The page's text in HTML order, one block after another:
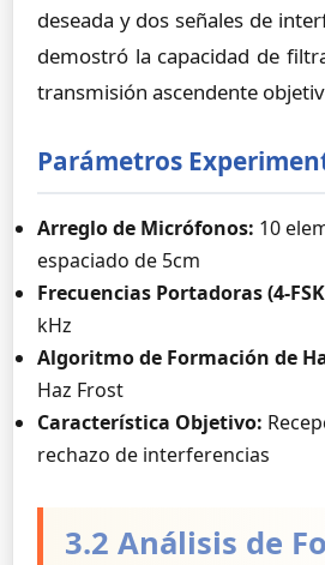
deseada y dos señales de
demostró la capacidad de
transmisión ascendente
Parámetros
Arreglo de Micrófonos: 10
espaciado de 5cm
Frecuencias Portadoras (4-
kHz
Algoritmo de Formación de
Haz Frost
Característica Objetivo:
rechazo de interferencias
3.2 Análisis de